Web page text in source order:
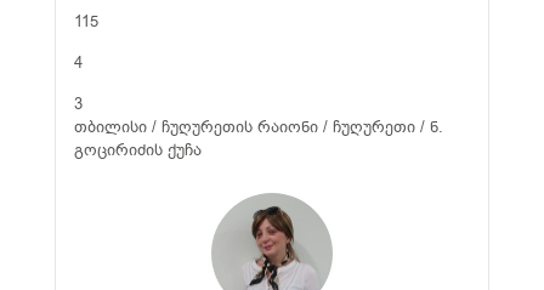
115
4
3
თბილისი / ჩუღურეთის რაიონი / ჩუღურეთი / ნ.
გოცირიძის ქუჩა